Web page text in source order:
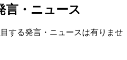
言・ニュース
する発言・ニュースは有りませ